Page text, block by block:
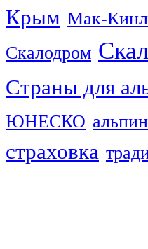
Крым Мак-
Скалодром
Страны для
ЮНЕСКО
страховка